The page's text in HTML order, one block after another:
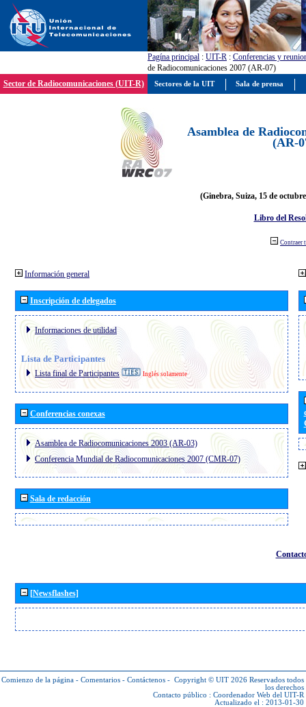
Pagína principal : UIT-R : Conferencias y
de Radiocomunicaciones 2007 (AR-07)
Sector de Radiocomunicaciones (UIT-R)
Asamblea de
(AR-
(Ginebra, Suiza, 15 de
Libro del
Contraer
Información general
Inscripción de delegados
Informaciones de utilidad
Lista de Participantes
Lista final de Participantes Inglés solamente
Conferencias conexas
Asamblea de Radiocomunicaciones 2003 (AR-03)
Conferencia Mundial de Radiocomunicaciones 2007 (CMR-07)
Sala de redacción
[Newsflashes]
Comienzo de la página - Comentarios - Contáctenos - Copyright © UIT 2026 Reservados todos
los derechos
Contacto público : Coordenador Web del UIT-R
Actualizado el : 2013-01-30
Sectores de la UIT Sala de prensa